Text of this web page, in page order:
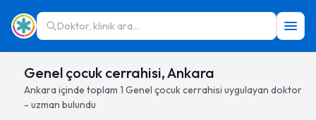
Doktor, klinik ara...
Genel çocuk cerrahisi, Ankara
Ankara içinde toplam 1 Genel çocuk cerrahisi uygulayan doktor
- uzman bulundu